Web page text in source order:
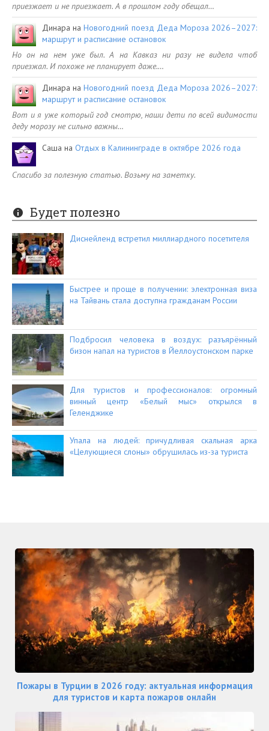
приезжает и не приезжает. А в прошлом году обещал…
Динара наНовогодний поезд Деда Мороза 2026–2027:
маршрут и расписание остановок
Но он на нем уже был. А на Кавказ ни разу не видела чтоб
приезжал. И похоже не планирует даже.…
Динара наНовогодний поезд Деда Мороза 2026–2027:
маршрут и расписание остановок
Вот и я уже который год смотрю, наши дети по всей видимости
деду морозу не сильно важны…
Саша на Отдых в Калининграде в октябре 2026 года
Спасибо за полезную статью. Возьму на заметку.
Будет полезно
Диснейленд встретил миллиардного посетителя
Быстрее и проще в получении: электронная виза
на Тайвань стала доступна гражданам России
Подбросил человека в воздух: разъярённый
бизон напал на туристов в Йеллоустонском парке
Для туристов и профессионалов: огромный
винный центр «Белый мыс» открылся в
Геленджике
Упала на людей: причудливая скальная арка
«Целующиеся слоны» обрушилась из-за туриста
Пожары в Турции в 2026 году: актуальная информация
для туристов и карта пожаров онлайн